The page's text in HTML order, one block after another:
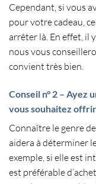
Cependant, si vous
pour votre cadeau,
arrêter là. En effet, il
nous vous
convient très bien.
Conseil n° 2 – Ayez
vous souhaitez
Connaître le genre
aidera à déterminer
exemple, si elle est
est préférable